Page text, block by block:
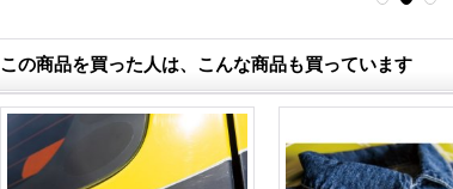
この商品を買った人は、こんな商品も買っています